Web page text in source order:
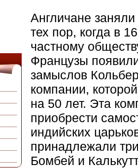
Англичане
тех пор, когда в
частному
Французы
замыслов
компании,
на 50 лет. Эта
приобрести
индийских
принадлежали
Бомбей и